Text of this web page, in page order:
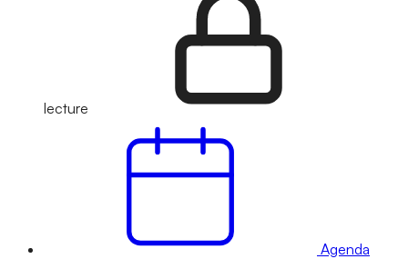
lecture
Agenda